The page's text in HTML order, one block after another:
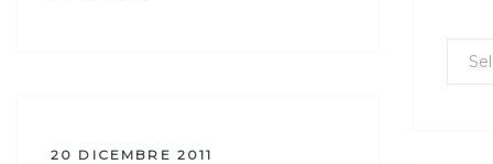
20 DICEMBRE 2011